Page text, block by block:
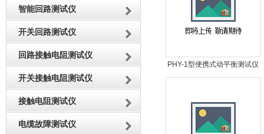
智能回路测试仪
开关回路测试仪
回路接触电阻测试仪
开关接触电阻测试仪
接触电阻测试仪
电缆故障测试仪
PHY-1型便携式动平衡测试仪